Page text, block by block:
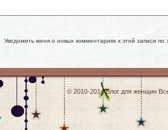
Уведомить меня о новых комментариях к этой записи по
© 2010-2014Блог для женщин